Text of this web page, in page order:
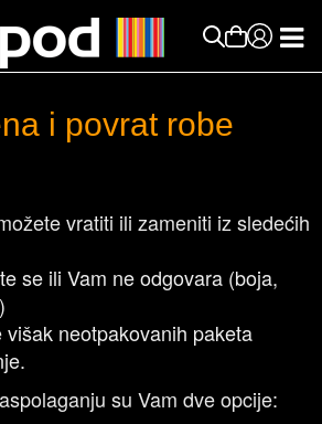
i povrat robe
vratiti ili zameniti iz sledećih
se ili Vam ne odgovara (boja,
višak neotpakovanih paketa
su Vam dve opcije: